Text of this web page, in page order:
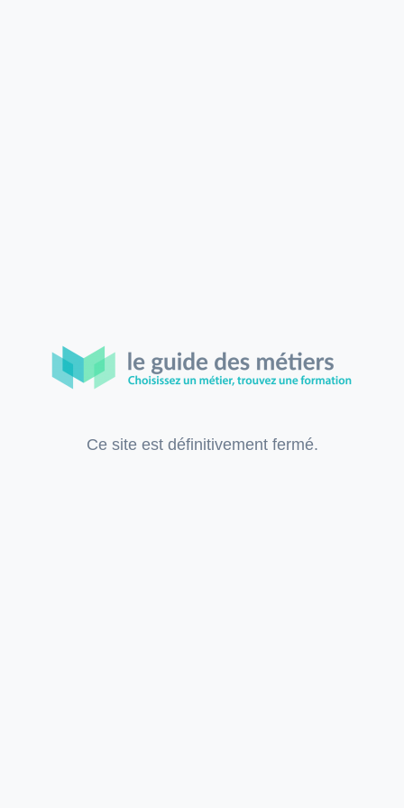
Ce site est définitivement fermé.